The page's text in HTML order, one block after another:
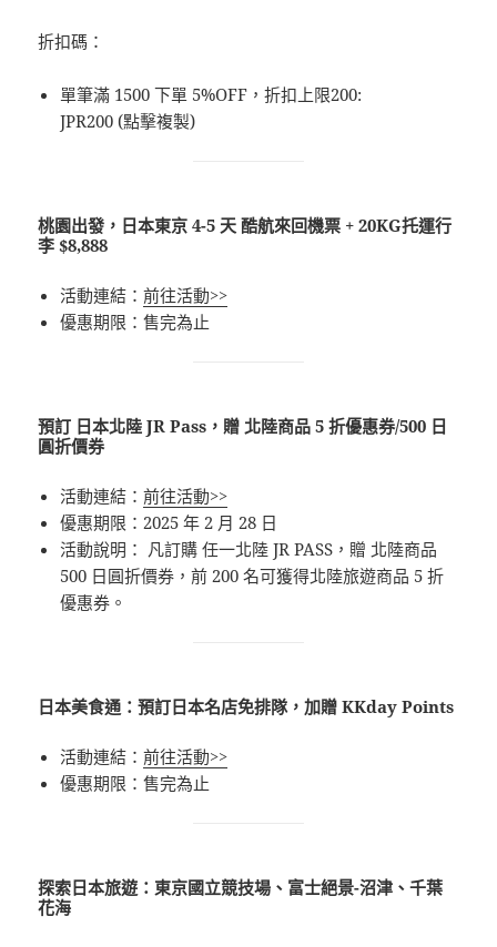
折扣碼：
單筆滿 1500 下單 5%OFF，折扣上限200:
JPR200 (點擊複製)
桃園出發，日本東京 4-5 天 酷航來回機票 + 20KG托運行
李 $8,888
活動連結：前往活動>>
優惠期限：售完為止
預訂 日本北陸 JR Pass，贈 北陸商品 5 折優惠券/500 日
圓折價券
活動連結：前往活動>>
優惠期限：2025 年 2 月 28 日
活動說明： 凡訂購 任一北陸 JR PASS，贈 北陸商品
500 日圓折價券，前 200 名可獲得北陸旅遊商品 5 折
優惠券。
日本美食通：預訂日本名店免排隊，加贈 KKday Points
活動連結：前往活動>>
優惠期限：售完為止
探索日本旅遊：東京國立競技場、富士絕景-沼津、千葉
花海